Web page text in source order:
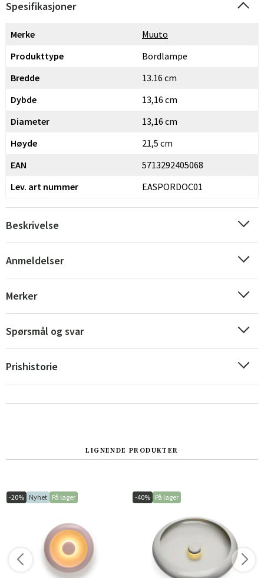
Norge
Suomi
Spesifikasjoner
Merke
Muuto
Produkttype
Bordlampe
Bredde
13.16 cm
Dybde
13,16 cm
Diameter
13,16 cm
Høyde
21,5 cm
EAN
5713292405068
Lev. art nummer
EASPORDOC01
Beskrivelse
Anmeldelser
Merker
Spørsmål og svar
Prishistorie
LIGNENDE PRODUKTER
-20% Nyhet På lager -40% På lager